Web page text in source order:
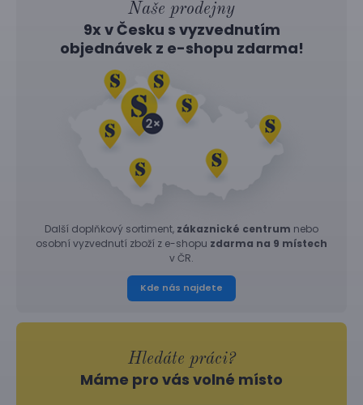
Naše prodejny
9x v Česku s vyzvednutím
objednávek z e-shopu zdarma!
Další doplňkový sortiment, zákaznické centrum nebo
osobní vyzvednutí zboží z e-shopu zdarma na 9 místech
v ČR.
Kde nás najdete
Hledáte práci?
Máme pro vás volné místo